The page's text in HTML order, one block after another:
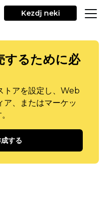
Kezdj neki
するために必
トアを設定し、Web
ア、またはマーケッ
する